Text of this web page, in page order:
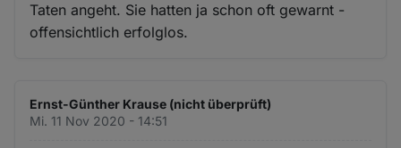
Taten angeht. Sie hatten ja schon oft gewarnt -
offensichtlich erfolglos.
Ernst-Günther Krause (nicht überprüft)
Mi. 11 Nov 2020 - 14:51